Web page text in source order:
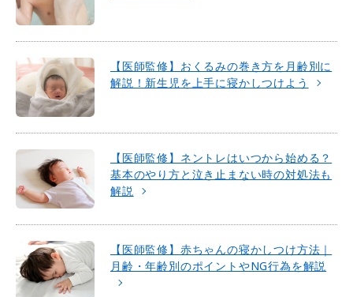
【医師監修】おくるみの巻き方を月齢別に
解説！新生児を上手に寝かしつけよう
【医師監修】ネントレはいつから始める？
基本のやり方と泣き止まない時の対処法も
解説
【医師監修】赤ちゃんの寝かしつけ方法｜
月齢・年齢別のポイントやNG行為を解説